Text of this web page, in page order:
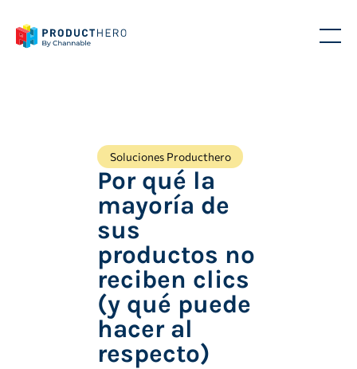
Soluciones Producthero
Por qué la
mayoría de
sus
productos no
reciben clics
(y qué puede
hacer al
respecto)